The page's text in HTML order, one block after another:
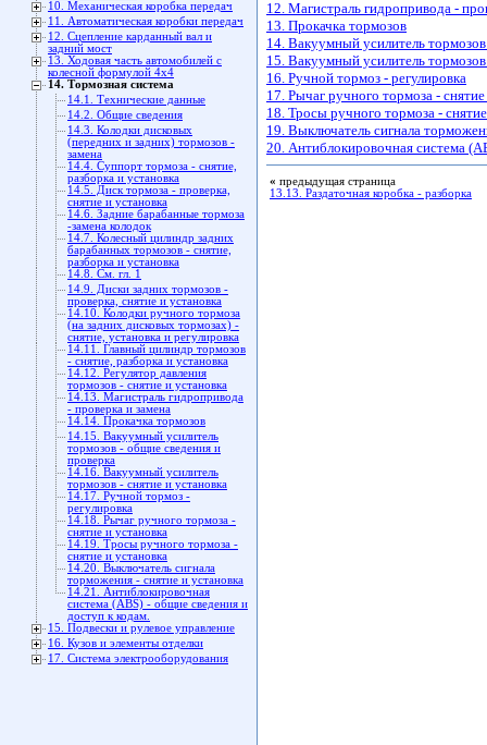
10. Механическая коробка передач
11. Автоматическая коробки передач
12. Сцепление карданный вал и
задний мост
13. Ходовая часть автомобилей с
колесной формулой 4x4
14. Тормозная система
14.1. Технические данные
14.2. Общие сведения
14.3. Колодки дисковых
(передних и задних) тормозов -
замена
14.4. Суппорт тормоза - снятие,
разборка и установка
14.5. Диск тормоза - проверка,
снятие и установка
14.6. Задние барабанные тормоза
-замена колодок
14.7. Колесный цилиндр задних
барабанных тормозов - снятие,
разборка и установка
14.8. См. гл. 1
14.9. Диски задних тормозов -
проверка, снятие и установка
14.10. Колодки ручного тормоза
(на задних дисковых тормозах) -
снятие, установка и регулировка
14.11. Главный цилиндр тормозов
- снятие, разборка и установка
14.12. Регулятор давления
тормозов - снятие и установка
14.13. Магистраль гидропривода
- проверка и замена
14.14. Прокачка тормозов
14.15. Вакуумный усилитель
тормозов - общие сведения и
проверка
14.16. Вакуумный усилитель
тормозов - снятие и установка
14.17. Ручной тормоз -
регулировка
14.18. Рычаг ручного тормоза -
снятие и установка
14.19. Тросы ручного тормоза -
снятие и установка
14.20. Выключатель сигнала
торможения - снятие и установка
14.21. Антиблокировочная
система (ABS) - общие сведения и
доступ к кодам.
15. Подвески и рулевое управление
16. Кузов и элементы отделки
17. Система электрооборудования
12. Магистраль гидропривода -
13. Прокачка тормозов
14. Вакуумный усилитель
15. Вакуумный усилитель тормозов
16. Ручной тормоз - регулировка
17. Рычаг ручного тормоза -
18. Тросы ручного тормоза -
19. Выключатель сигнала
20. Антиблокировочная система
« предыдущая страница
13.13. Раздаточная коробка - разборка